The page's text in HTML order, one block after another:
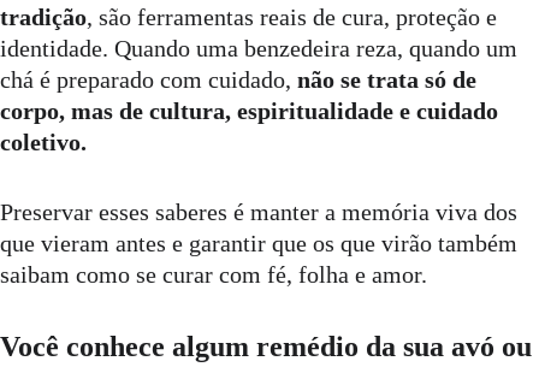
tradição, são ferramentas reais de cura, proteção e
identidade. Quando uma benzedeira reza, quando um
chá é preparado com cuidado, não se trata só de
corpo, mas de cultura, espiritualidade e cuidado
coletivo.
Preservar esses saberes é manter a memória viva dos
que vieram antes e garantir que os que virão também
saibam como se curar com fé, folha e amor.
Você conhece algum remédio da sua avó ou